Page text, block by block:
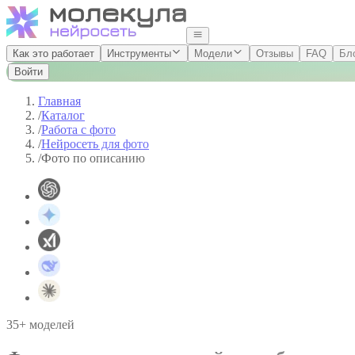
Как это работает Инструменты Модели Отзывы FAQ
Войти
Главная
/Каталог
/Работа с фото
/Нейросеть для фото
/Фото по описанию
35+ моделей